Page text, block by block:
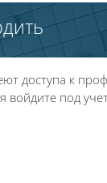
доступа к
войдите под